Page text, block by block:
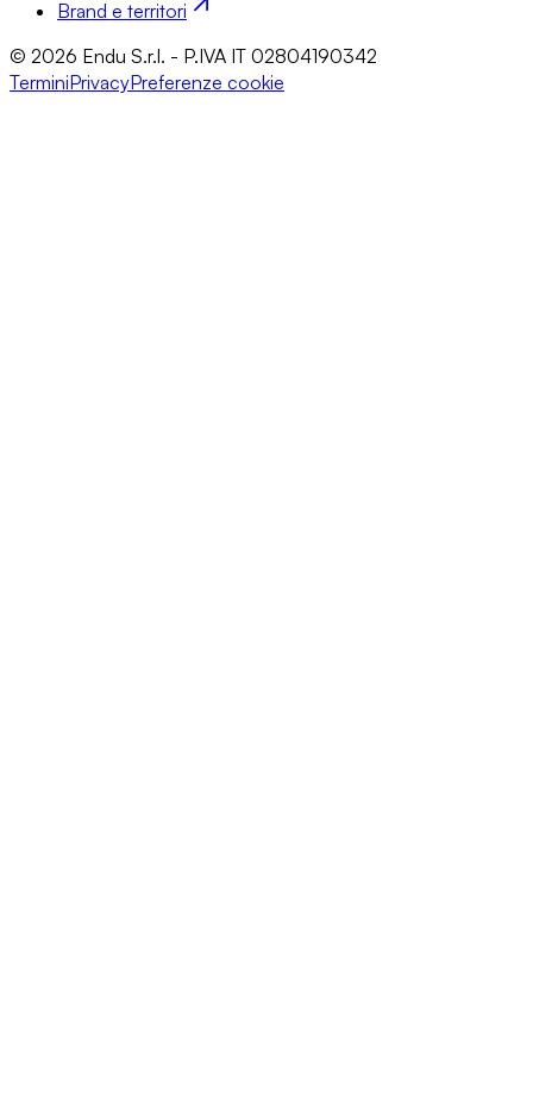
Brand e territori
© 2026 Endu S.r.l. - P.IVA IT 02804190342
TerminiPrivacyPreferenze cookie